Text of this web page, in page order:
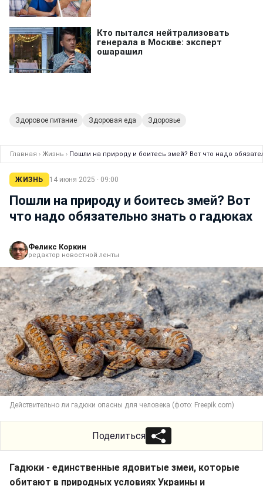
Здоровое питание Здоровая еда Здоровье
Главная › Жизнь › Пошли на природу и боитесь змей? Вот что надо
ЖИЗНЬ 14 июня 2025 · 09:00
Пошли на природу и боитесь змей? Вот
что надо обязательно знать о гадюках
Феликс Коркин
редактор новостной ленты
Действительно ли гадюки опасны для человека (фото: Freepik.com)
Поделиться
Гадюки - единственные ядовитые змеи, которые
обитают в природных условиях Украины и